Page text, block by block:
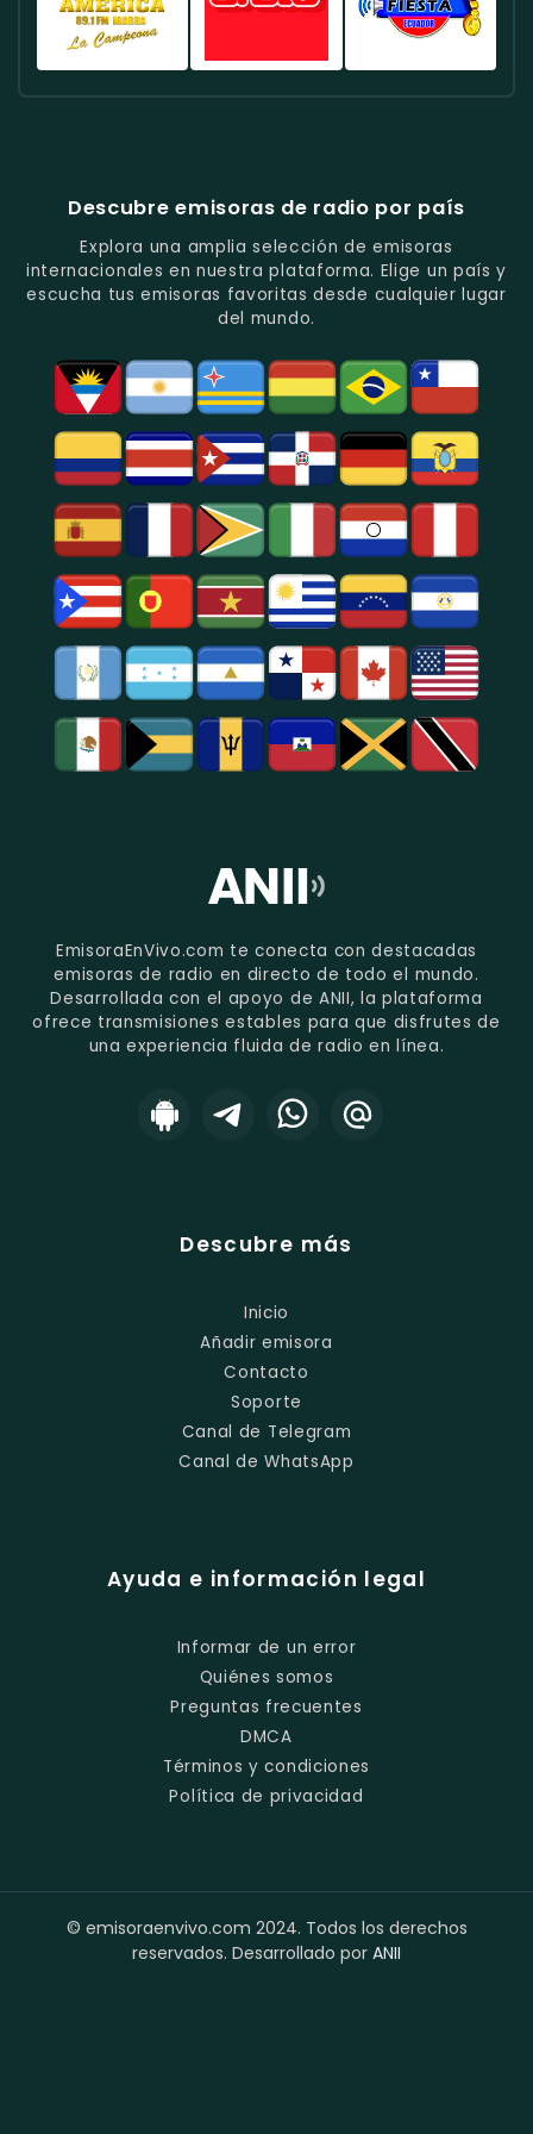
Quito.
Quito.
Música
Tropical
Y
-
Programas
-
Emisora
Con
Música
Del
Recuerdo
En
Quito.
Estación
De
Los
Deportes
En
Guayaquil.
Populares
Y
Folclore
En
Azogues.
Descubre emisoras de radio por país
Explora una amplia selección de emisoras
internacionales en nuestra plataforma. Elige un país y
escucha tus emisoras favoritas desde cualquier lugar
del mundo.
EmisoraEnVivo.com te conecta con destacadas
emisoras de radio en directo de todo el mundo.
Desarrollada con el apoyo de ANII, la plataforma
ofrece transmisiones estables para que disfrutes de
una experiencia fluida de radio en línea.
Descubre más
Inicio
Añadir emisora
Contacto
Soporte
Canal de Telegram
Canal de WhatsApp
Ayuda e información legal
Informar de un error
Quiénes somos
Preguntas frecuentes
DMCA
Términos y condiciones
Política de privacidad
© emisoraenvivo.com 2024. Todos los derechos
reservados. Desarrollado por ANII